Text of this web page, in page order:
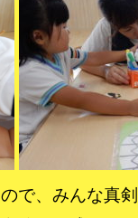
で、みんな真